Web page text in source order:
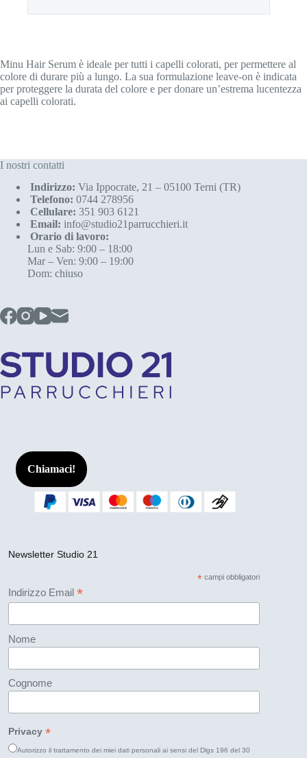
Minu Hair Serum è ideale per tutti i capelli colorati, per permettere al
colore di durare più a lungo. La sua formulazione leave-on è indicata
per proteggere la durata del colore e per donare un’estrema lucentezza
ai capelli colorati.
I nostri contatti
Indirizzo: Via Ippocrate, 21 – 05100 Terni (TR)
Telefono: 0744 278956
Cellulare: 351 903 6121
Email: info@studio21parrucchieri.it
Orario di lavoro:
Lun e Sab: 9:00 – 18:00
Mar – Ven: 9:00 – 19:00
Dom: chiuso
Chiamaci!
Newsletter Studio 21
*campi obbligatori
Indirizzo Email *
Nome
Cognome
Privacy *
Autorizzo il trattamento dei miei dati personali ai sensi del Dlgs 196 del 30